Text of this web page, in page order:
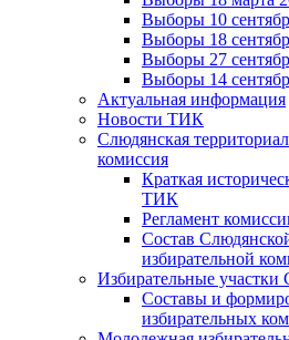
Выборы 10
Выборы 18
Выборы 27
Выборы 14
Актуальная информация
Новости ТИК
Слюдянская
комиссия
Краткая
ТИК
Регламент
Состав
избирательной
Избирательные участки
Составы и
избирательных